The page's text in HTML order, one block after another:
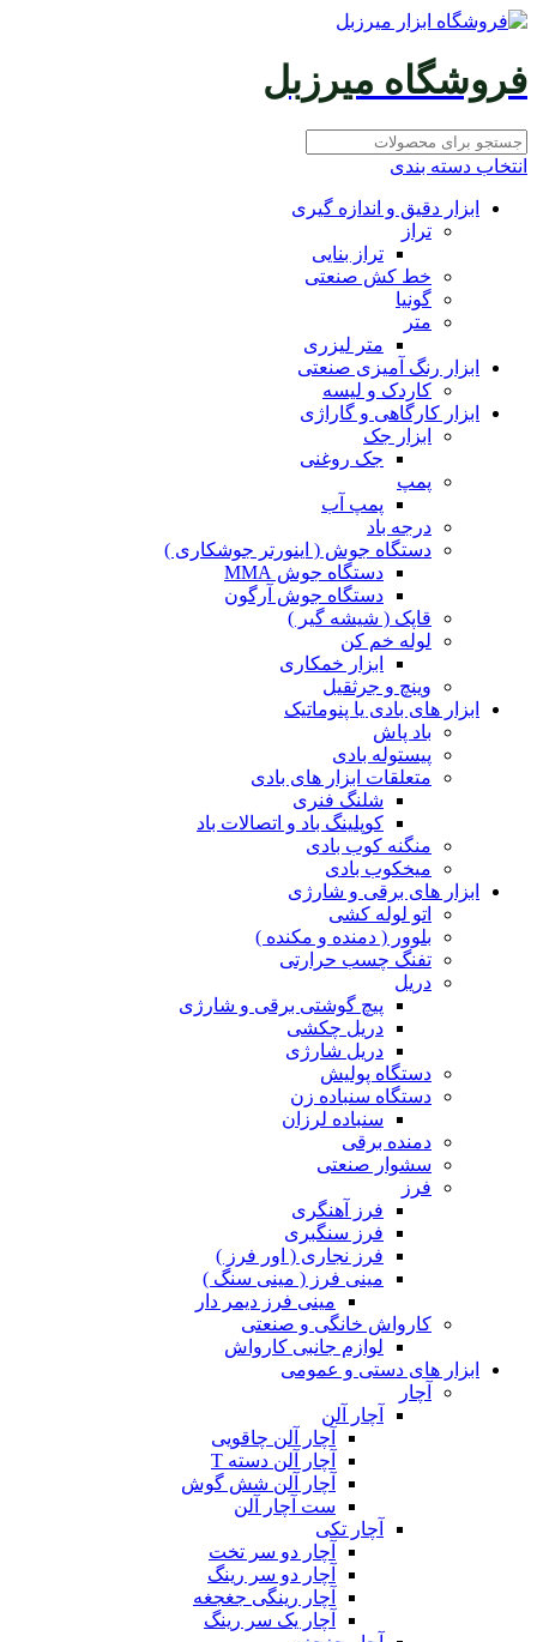
فروشگاه میرزبل
انتخاب دسته بندی
ابزار دقیق و اندازه گیری
تراز
تراز بنایی
خط کش صنعتی
گونیا
متر
متر لیزری
ابزار رنگ آمیزی صنعتی
کاردک و لیسه
ابزار کارگاهی و گاراژی
ابزار جک
جک روغنی
پمپ
پمپ آب
درجه باد
دستگاه جوش ( اینورتر جوشکاری )
دستگاه جوش MMA
دستگاه جوش آرگون
قاپک ( شیشه گیر )
لوله خم کن
ابزار خمکاری
وینچ و جرثقیل
ابزار های بادی یا پنوماتیک
باد پاش
پیستوله بادی
متعلقات ابزار های بادی
شلنگ فنری
کوپلینگ باد و اتصالات باد
منگنه کوب بادی
میخکوب بادی
ابزار های برقی و شارژی
اتو لوله کشی
بلوور ( دمنده و مکنده )
تفنگ چسب حرارتی
دریل
پیچ گوشتی برقی و شارژی
دریل چکشی
دریل شارژی
دستگاه پولیش
دستگاه سنباده زن
سنباده لرزان
دمنده برقی
سشوار صنعتی
فرز
فرز آهنگری
فرز سنگبری
فرز نجاری ( اور فرز )
مینی فرز ( مینی سنگ )
مینی فرز دیمر دار
کارواش خانگی و صنعتی
لوازم جانبی کارواش
ابزار های دستی و عمومی
آچار
آچار آلن
آچار آلن چاقویی
آچار آلن دسته T
آچار آلن شش گوش
ست آچار آلن
آچار تکی
آچار دو سر تخت
آچار دو سر رینگ
آچار رینگی جغجغه
آچار یک سر رینگ